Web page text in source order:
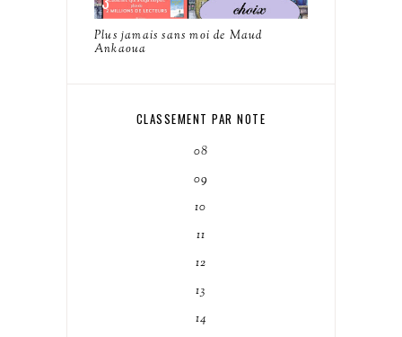
Plus jamais sans moi de Maud
Ankaoua
CLASSEMENT PAR NOTE
08
09
10
11
12
13
14